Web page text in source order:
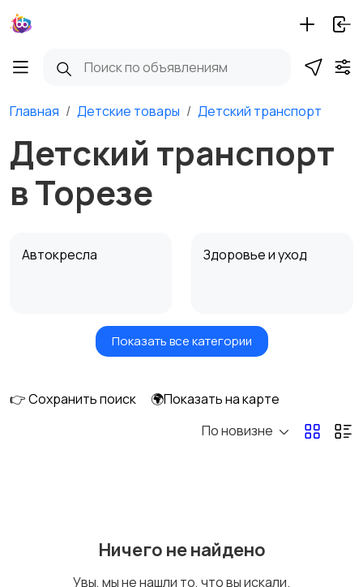
Главная Детские товары Детский транспорт
Детский транспорт
в Торезе
Автокресла Здоровье и уход
Игрушки и игры Детские коляски
Купание
Показать все категории
👉 Сохранить поиск
🌍Показать на карте
По новизне
Ничего не найдено
Увы, мы не нашли то, что вы искали.